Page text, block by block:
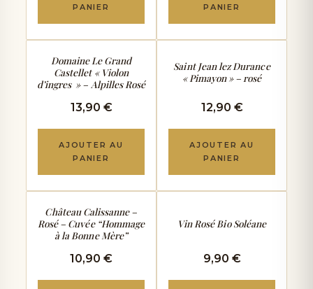
PANIER
PANIER
SEC & PUR
Domaine Le Grand
Castellet « Violon
d’ingres » – Alpilles Rosé
13,90 €
AJOUTER AU
PANIER
Saint Jean lez Durance
« Pimayon » – rosé
12,90 €
AJOUTER AU
PANIER
FRAIS & SOUPLE
Château Calissanne –
Rosé – Cuvée “Hommage
à la Bonne Mère”
10,90 €
Vin Rosé Bio Soléane
9,90 €